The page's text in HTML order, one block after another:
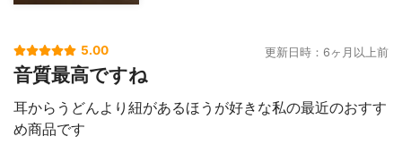
5.00 更新日時：6ヶ月以上前
音質最高ですね
耳からうどんより紐があるほうが好きな私の最近のおすす
め商品です